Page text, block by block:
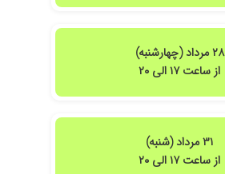
۲۸ مرداد (چهارشنبه)
از ساعت ۱۷ الی ۲۰
۳۱ مرداد (شنبه)
از ساعت ۱۷ الی ۲۰